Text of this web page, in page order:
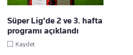
Süper Lig'de 2 ve 3. hafta
programı açıklandı
Kaydet